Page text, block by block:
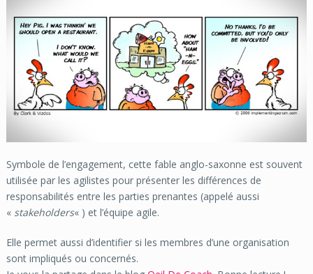
Symbole de l’engagement, cette fable anglo-saxonne est souvent
utilisée par les agilistes pour présenter les différences de
responsabilités entre les parties prenantes (appelé aussi
« stakeholders« ) et l’équipe agile.
Elle permet aussi d’identifier si les membres d’une organisation
sont impliqués ou concernés.